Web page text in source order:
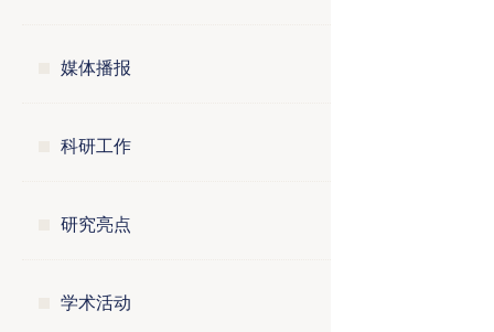
媒体播报
科研工作
研究亮点
学术活动